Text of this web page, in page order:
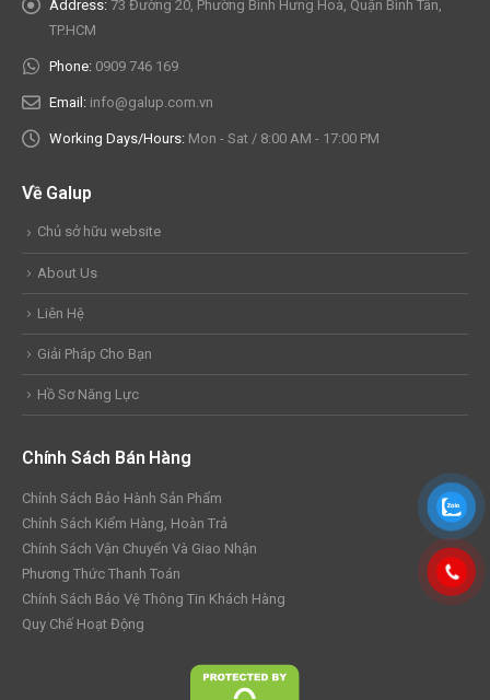
Address: 73 Đường 20, Phường Bình Hưng Hoà, Quận Bình Tân,
TP.HCM
Phone: 0909 746 169
Email: info@galup.com.vn
Working Days/Hours: Mon - Sat / 8:00 AM - 17:00 PM
Về Galup
Chủ sở hữu website
About Us
Liên Hệ
Giải Pháp Cho Bạn
Hồ Sơ Năng Lực
Chính Sách Bán Hàng
Chính Sách Bảo Hành Sản Phẩm
Chính Sách Kiểm Hàng, Hoàn Trả
Chính Sách Vận Chuyển Và Giao Nhận
Phương Thức Thanh Toán
Chính Sách Bảo Vệ Thông Tin Khách Hàng
Quy Chế Hoạt Động